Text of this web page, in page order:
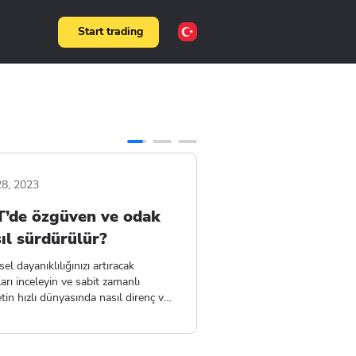
Start trading
2023
özgüven ve odak
sürdürülür?
dayanıklılığınızı artıracak
inceleyin ve sabit zamanlı
hızlı dünyasında nasıl direnç ve